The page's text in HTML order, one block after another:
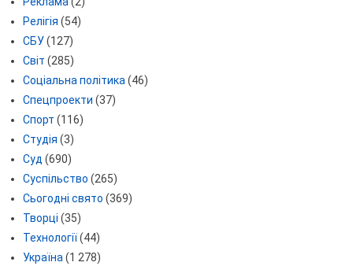
Релігія (54)
СБУ(127)
Світ (285)
Соціальна політика(46)
Спецпроекти (37)
Спорт (116)
Студія (3)
Суд (690)
Суспільство (265)
Сьогодні свято (369)
Творці (35)
Технології(44)
Україна(1 278)